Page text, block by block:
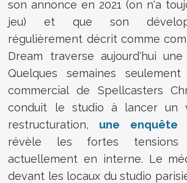
son annonce en 2021 (on n'a
jeu) et que son
régulièrement décrit comme
Dream traverse aujourd'hui
Quelques semaines
commercial de Spellcasters
conduit le studio à lancer un
restructuration, une enquête
révèle les fortes tensions
actuellement en interne. Le
devant les locaux du studio